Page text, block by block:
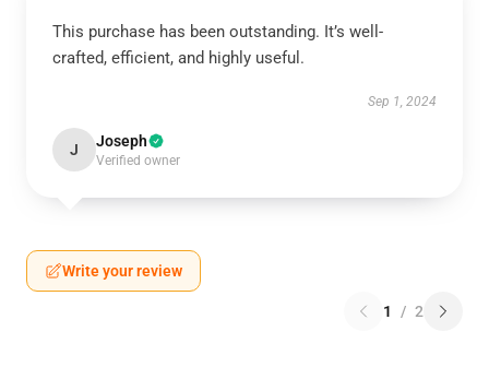
This purchase has been outstanding. It’s well-
crafted, efficient, and highly useful.
Sep 1, 2024
J Joseph
Verified owner
Write your review
1 / 2